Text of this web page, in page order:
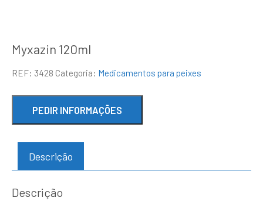
Myxazin 120ml
REF: 3428 Categoria: Medicamentos para peixes
Descrição
Descrição